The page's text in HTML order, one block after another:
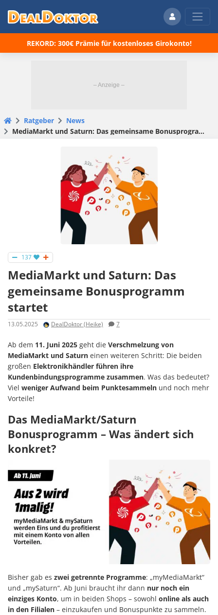
REKORD: 300€ Prämie für kostenloses Girokonto!
Ratgeber
News
MediaMarkt und Saturn: Das gemeinsame Bonusprogramm startet
137
MediaMarkt und Saturn: Das
gemeinsame Bonusprogramm
startet
13.05.2025 DealDoktor (Heike) 7
Ab dem 11. Juni 2025 geht die Verschmelzung von
MediaMarkt und Saturn einen weiteren Schritt: Die beiden
großen Elektronikhändler führen ihre
Kundenbindungsprogramme zusammen. Was das bedeutet?
Viel weniger Aufwand beim Punktesammeln und noch mehr
Vorteile!
Das MediaMarkt/Saturn
Bonusprogramm – Was ändert sich
konkret?
Bisher gab es zwei getrennte Programme: „myMediaMarkt“
und „mySaturn“. Ab Juni braucht ihr dann nur noch ein
einziges Konto, um in beiden Shops – sowohl online als auch
in den Filialen – einzukaufen und Bonuspunkte zu sammeln.